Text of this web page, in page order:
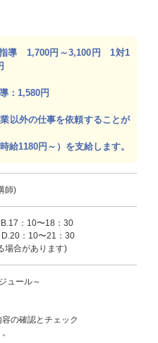
導 1,700円～3,100円 1対1
：1,580円
以外の仕事を依頼することが
給1180円～）を支給します。
師)
：10〜18：30
：10〜21：30
場合があります)
ュール～
の確認とチェック